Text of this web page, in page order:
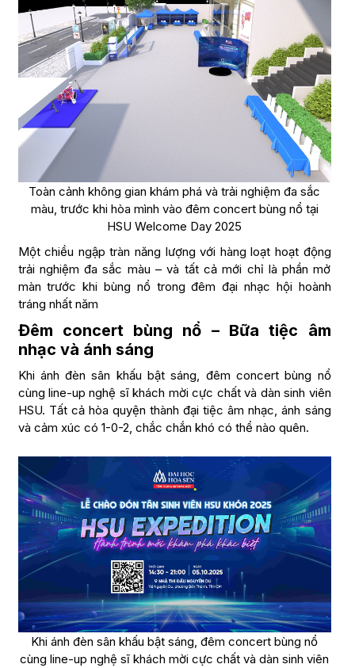
Toàn cảnh không gian khám phá và trải nghiệm đa sắc
màu, trước khi hòa mình vào đêm concert bùng nổ tại
HSU Welcome Day 2025
Một chiều ngập tràn năng lượng với hàng loạt hoạt động
trải nghiệm đa sắc màu – và tất cả mới chỉ là phần mở
màn trước khi bùng nổ trong đêm đại nhạc hội hoành
tráng nhất năm
Đêm concert bùng nổ – Bữa tiệc âm
nhạc và ánh sáng
Khi ánh đèn sân khấu bật sáng, đêm concert bùng nổ
cùng line-up nghệ sĩ khách mời cực chất và dàn sinh viên
HSU. Tất cả hòa quyện thành đại tiệc âm nhạc, ánh sáng
và cảm xúc có 1-0-2, chắc chắn khó có thể nào quên.
Khi ánh đèn sân khấu bật sáng, đêm concert bùng nổ
cùng line-up nghệ sĩ khách mời cực chất và dàn sinh viên